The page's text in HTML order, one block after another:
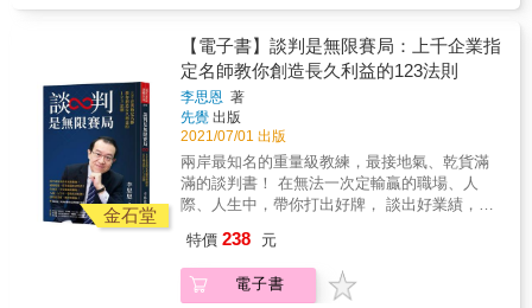
的各種溝通、談判技巧，更能實際應用到日常
生活當中。 & 讓你像哈佛菁英一樣，聰明幹練
的解決所有溝通難題！
麗・塔荷瑞波是全球頂尖的談判名師，生涯曾
長達15年的談判經驗，帶入各種談判情境與斡
旋技巧，要告訴讀者：如果你了解自身的情緒
及感受力，那麼你就能在談判中精準領航，談
到更好的條件！ 本書特色 1. 華頓商學院傑出教
師，淬鍊15年實戰心法 作者六度榮獲傑出教學
獎，在書中，她精煉出使5,000名學員受惠、長
達15年的談判授課經驗，帶入談判可能遇到的
情境與斡旋技巧。 2. 充滿人性的真實案例 本書
我們生活中許多談判檯面下充滿人性的真實案
例，橫跨家庭、人際、商業、政治等各項領
域。 3. 打破「外向強勢」的談判原則 作者本身
合？ & 談判最怕的不是輸，而是擔心對方不
爽，走下談判桌。 所以，千萬不要只急著談成
交易、急著說服對方、急著想要贏！ 談判雙贏
不是神話，也並非靠妥協與退讓換來的， 活用
本書的「實戰布局」「實用工具」「實況問
答」，讓你在無止境的人生談判賽局中勝出！
& ◤獨創超實用工具，讓你見招拆招◤ 「談判
一二三架構」，帶你設密碼、調頻道、開天
線、解bug、控音量、鋪軌道、查結構 ◎一個
認識：認識「關係的經營」比輸贏更重要 ◎二
回應風格」 ◎三項要件：預擬ABC談判架構工
具表，讓談判不失焦 & 由兩岸上千企業指定的
金石堂
【電子書】談判是無限賽局：上千企業指
定名師教你創造長久利益的123法則
李思恩 著
先覺 出版
2021/07/01 出版
兩岸最知名的重量級教練，最接地氣、乾貨滿
滿的談判書！ 在無法一次定輸贏的職場、人
際、人生中，帶你打出好牌， 談出好業績，維
架構工具表 & 想要升職加薪怎麼談？ 想讓老闆
認同我的報告，該如何表達？ 對方就是不願讓
步，我又沒空間了，該怎麼繼續磋商？ 同事處
特價 238 元
電子書